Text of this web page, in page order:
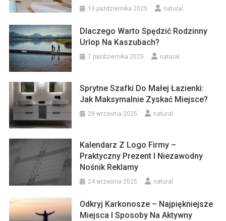
13 października 2025 natural
Dlaczego Warto Spędzić Rodzinny
Urlop Na Kaszubach?
7 października 2025 natural
Sprytne Szafki Do Małej Łazienki:
Jak Maksymalnie Zyskać Miejsce?
29 września 2025 natural
Kalendarz Z Logo Firmy –
Praktyczny Prezent I Niezawodny
Nośnik Reklamy
24 września 2025 natural
Odkryj Karkonosze – Najpiękniejsze
Miejsca I Sposoby Na Aktywny